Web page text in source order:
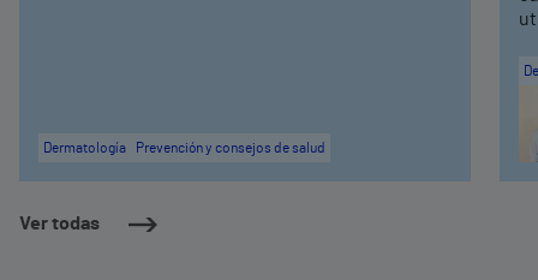
Ver todas
Dermatología Prevención y consejos de salud